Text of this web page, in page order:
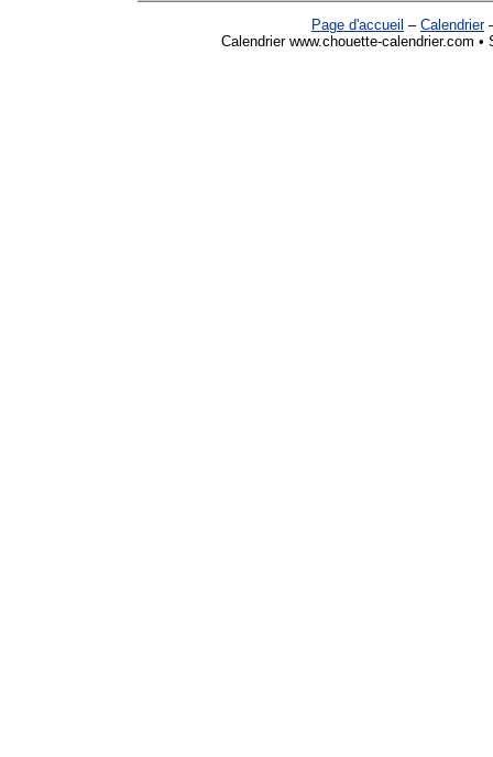
Page d'accueil – Calendrier
Calendrier www.chouette-calendrier.com